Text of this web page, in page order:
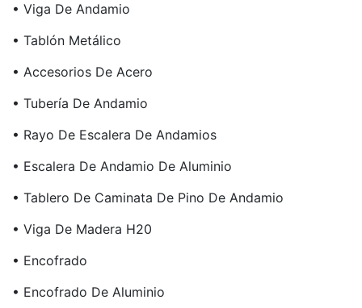
• Viga De Andamio
• Tablón Metálico
• Accesorios De Acero
• Tubería De Andamio
• Rayo De Escalera De Andamios
• Escalera De Andamio De Aluminio
• Tablero De Caminata De Pino De Andamio
• Viga De Madera H20
• Encofrado
• Encofrado De Aluminio